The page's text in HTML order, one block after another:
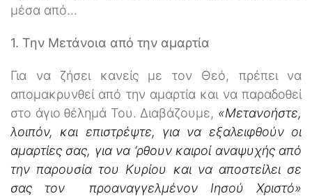
μέσα από…
1. Την Μετάνοια από την αμαρτία
Για να ζήσει κανείς με τον Θεό, πρέπει να
απομακρυνθεί από την αμαρτία και να παραδοθεί
στο άγιο θέλημά Του. Διαβάζουμε, «Μετανοήστε,
λοιπόν, και επιστρέψτε, για να εξαλειφθούν οι
αμαρτίες σας, για να ‘ρθουν καιροί αναψυχής από
την παρουσία του Κυρίου και να αποστείλει σε
σας τον προαναγγελμένον Ιησού Χριστό»